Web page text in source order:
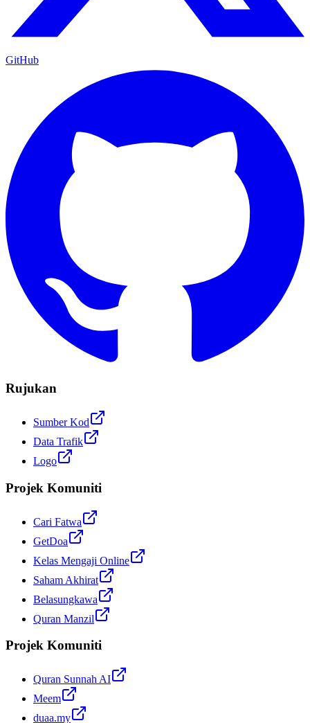
GitHub
Rujukan
Sumber Kod
Data Trafik
Logo
Projek Komuniti
Cari Fatwa
GetDoa
Kelas Mengaji Online
Saham Akhirat
Belasungkawa
Quran Manzil
Projek Komuniti
Quran Sunnah AI
Meem
duaa.my